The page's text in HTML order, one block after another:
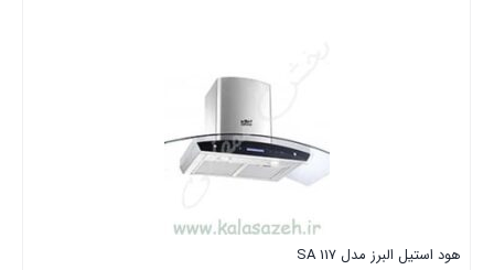
هود استیل البرز مدل SA 117